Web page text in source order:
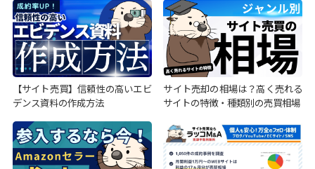
【サイト売買】信頼性の高いエビ
デンス資料の作成方法
サイト売却の相場は？高く売れる
サイトの特徴・種類別の売買相場